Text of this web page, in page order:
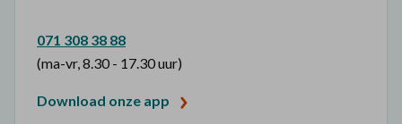
071 308 38 88
(ma-vr, 8.30 - 17.30 uur)
Download onze app